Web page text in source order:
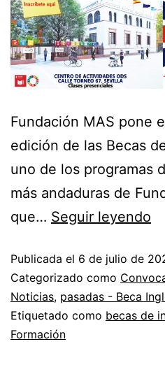
Fundación MAS pone
edición de las Becas
uno de los programas
más andaduras de
que… Seguir leyendo
Publicada el 6 de julio de
Categorizado como
Noticias, pasadas - Beca
Etiquetado como becas de
Formación